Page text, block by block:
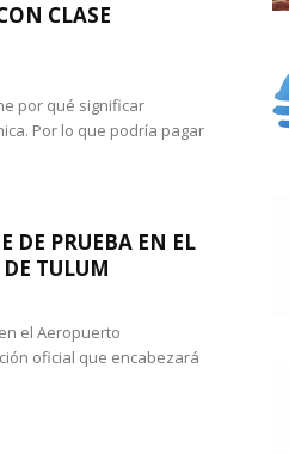
CLASE
por qué significar
Por lo que podría pagar
DE PRUEBA EN EL
TULUM
el Aeropuerto
oficial que encabezará